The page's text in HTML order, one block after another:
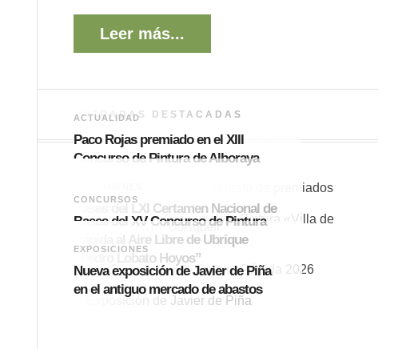
Leer más...
ENTRADAS DESTACADAS
ACTUALIDAD
Paco Rojas premiado en el XIII
Concurso de Pintura de Alboraya
Bases del LXI Certamen Nacional de
Pintura «Villa de Ubrique»
CONCURSOS
Bases del XV Concurso de Pintura
Rápida al Aire Libre de Ubrique
“Pedro Lobato Hoyos”
EXPOSICIONES
Nueva exposición de Javier de Piña
en el antiguo mercado de abastos